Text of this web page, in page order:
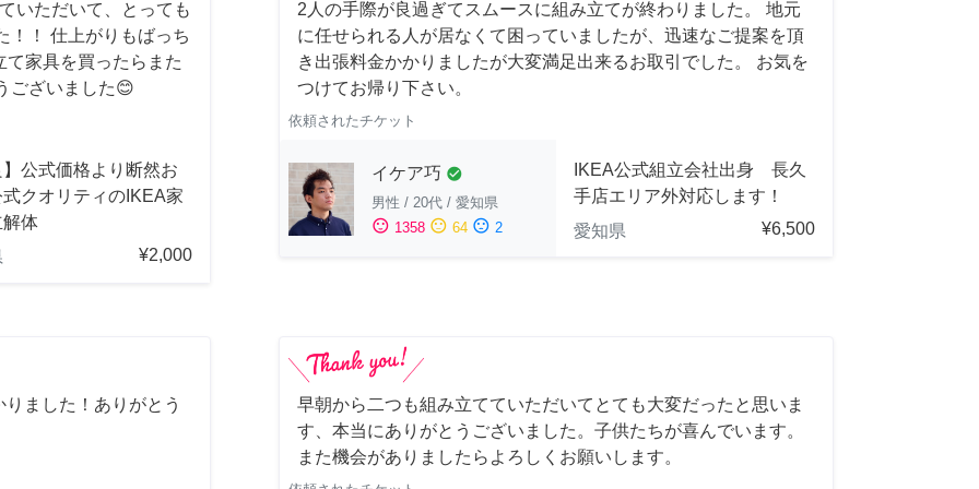
いただいて、とっても
！！ 仕上がりもばっち
て家具を買ったらまた
ございました😊
公式価格より断然お
クオリティのIKEA家
体
¥2,000
2人の手際が良過ぎてスムースに組み立てが終わりました。 地元
に任せられる人が居なくて困っていましたが、迅速なご提案を頂
き出張料金かかりましたが大変満足出来るお取引でした。 お気を
つけてお帰り下さい。
依頼されたチケット
イケア巧 check_circle
男性 / 20代 / 愛知県
sentiment_satisfied 1358 sentiment_neutral 64 sentiment_dissatisfied 2
IKEA公式組立会社出身 長久
手店エリア外対応します！
愛知県
¥6,500
ました！ありがとう
早朝から二つも組み立てていただいてとても大変だったと思いま
す、本当にありがとうございました。子供たちが喜んでいます。
また機会がありましたらよろしくお願いします。